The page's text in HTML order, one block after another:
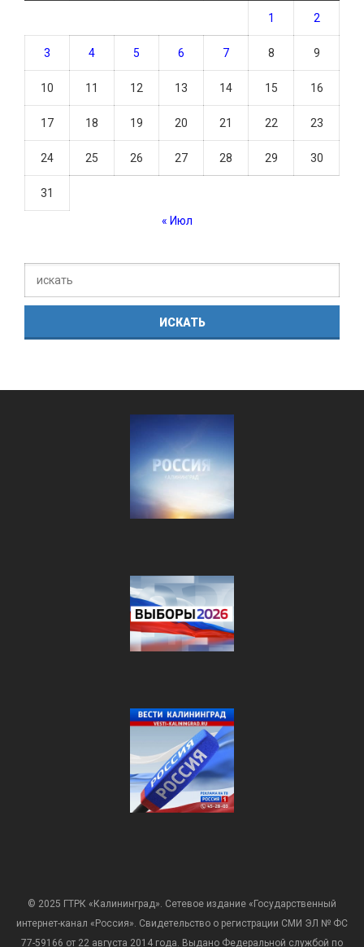
1 2
3 4 5 6 7 8 9
10 11 12 13 14 15 16
17 18 19 20 21 22 23
24 25 26 27 28 29 30
31
« Июл
© 2025 ГТРК «Калининград». Сетевое издание «Государственный
интернет-канал «Россия». Свидетельство о регистрации СМИ ЭЛ № ФС
77-59166 от 22 августа 2014 года. Выдано Федеральной службой по